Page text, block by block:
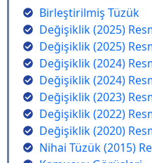
Birleştirilmiş Tüzük
Değişiklik (2025)
Değişiklik (2025)
Değişiklik (2024)
Değişiklik (2024)
Değişiklik (2023)
Değişiklik (2022)
Değişiklik (2020)
Nihai Tüzük (2015)